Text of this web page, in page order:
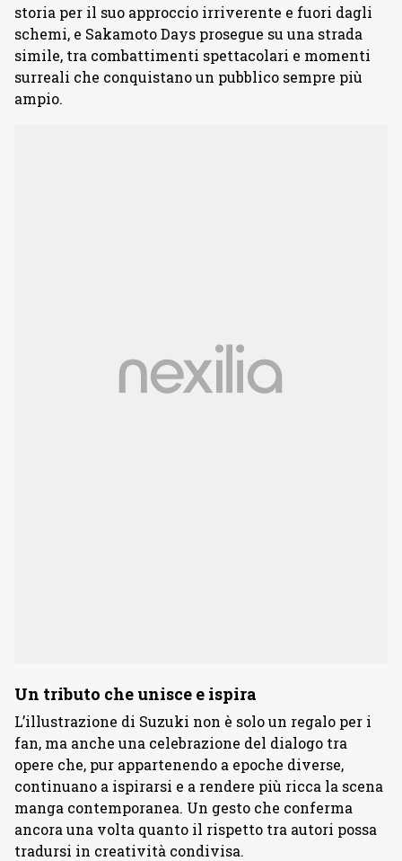
storia per il suo approccio irriverente e fuori dagli
schemi, e Sakamoto Days prosegue su una strada
simile, tra combattimenti spettacolari e momenti
surreali che conquistano un pubblico sempre più
ampio.
Un tributo che unisce e ispira
L’illustrazione di Suzuki non è solo un regalo per i
fan, ma anche una celebrazione del dialogo tra
opere che, pur appartenendo a epoche diverse,
continuano a ispirarsi e a rendere più ricca la scena
manga contemporanea. Un gesto che conferma
ancora una volta quanto il rispetto tra autori possa
tradursi in creatività condivisa.